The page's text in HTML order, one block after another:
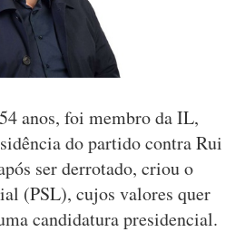
anos, foi membro da IL,
do partido contra Rui
ser derrotado, criou o
(PSL), cujos valores quer
candidatura presidencial.